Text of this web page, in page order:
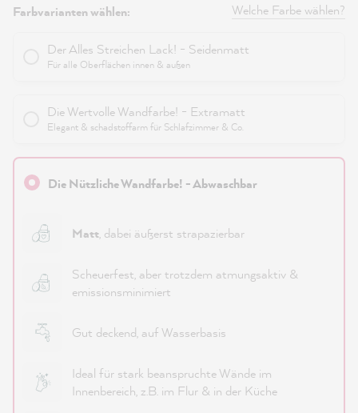
Farbvarianten wählen: Welche Farbe wählen?
Der Alles Streichen Lack! - Seidenmatt
Für alle Oberflächen innen & außen
Die Wertvolle Wandfarbe! - Extramatt
Elegant & schadstoffarm für Schlafzimmer & Co.
Die Nützliche Wandfarbe! - Abwaschbar
Matt, dabei äußerst strapazierbar
Scheuerfest, aber trotzdem atmungsaktiv &
emissionsminimiert
Gut deckend, auf Wasserbasis
Ideal für stark beanspruchte Wände im
Innenbereich, z.B. im Flur & in der Küche